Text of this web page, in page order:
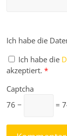
Ich habe die
Ich habe die
akzeptiert. *
Captcha
76 −
=